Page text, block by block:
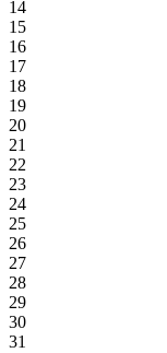
14
15
16
17
18
19
20
21
22
23
24
25
26
27
28
29
30
31